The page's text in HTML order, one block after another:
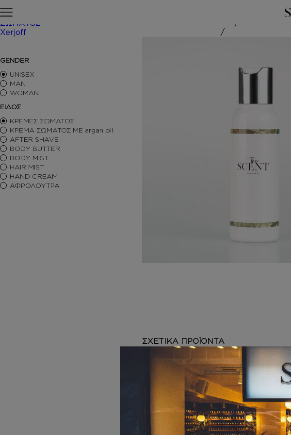
ΑΦΡΟΛΟΥΤΡΑ
ΚΡΕΜΕΣ ΣΩΜΑΤΟΣ
BODY BUTTER
BODY MIST
HAIR MIST
BODY SORBET – AFTER SUN
HAIR OILS
SHIMMERING BODY OIL
SKINCARE
ΑΝΤΙΣΗΠΤΙΚΑ
ΑΡΩΜΑΤΙΚΑ ΚΕΡΙΑ – DIFFUSERS
SETS
ΠΕΡΙΠΟΙΗΣΗ
ΣΩΜΑΤΟΣ
Xerjoff / Inspired
GENDER
UNISEX
MAN
WOMAN
ΕΙΔΟΣ
ΚΡΕΜΕΣ ΣΩΜΑΤΟΣ
ΚΡΕΜΑ ΣΩΜΑΤΟΣ ΜΕ argan oil
AFTER SHAVE
BODY BUTTER
BODY MIST
HAIR MIST
HAND CREAM
ΑΦΡΟΛΟΥΤΡΑ
ΣΧΕΤΙΚΑ ΠΡΟΪΟΝΤΑ